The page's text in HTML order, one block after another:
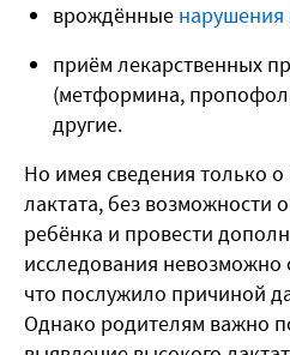
врождённые нарушения
приём лекарственных
(метформина,
другие.
Но имея сведения только
лактата, без возможности
ребёнка и провести
исследования невозможно
что послужило причиной
Однако родителям важно